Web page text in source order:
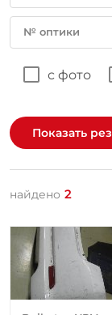
№ оптики
с фото
Показать
найдено 2